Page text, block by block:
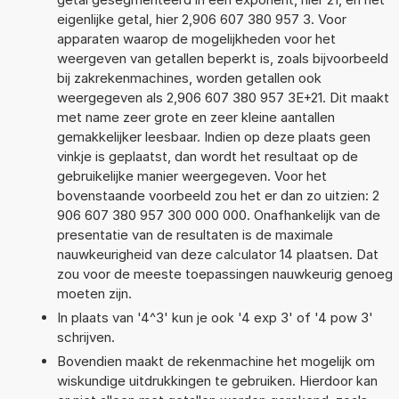
eigenlijke getal, hier 2,906 607 380 957 3. Voor
apparaten waarop de mogelijkheden voor het
weergeven van getallen beperkt is, zoals bijvoorbeeld
bij zakrekenmachines, worden getallen ook
weergegeven als 2,906 607 380 957 3E+21. Dit maakt
met name zeer grote en zeer kleine aantallen
gemakkelijker leesbaar. Indien op deze plaats geen
vinkje is geplaatst, dan wordt het resultaat op de
gebruikelijke manier weergegeven. Voor het
bovenstaande voorbeeld zou het er dan zo uitzien: 2
906 607 380 957 300 000 000. Onafhankelijk van de
presentatie van de resultaten is de maximale
nauwkeurigheid van deze calculator 14 plaatsen. Dat
zou voor de meeste toepassingen nauwkeurig genoeg
moeten zijn.
In plaats van '4^3' kun je ook '4 exp 3' of '4 pow 3'
schrijven.
Bovendien maakt de rekenmachine het mogelijk om
wiskundige uitdrukkingen te gebruiken. Hierdoor kan